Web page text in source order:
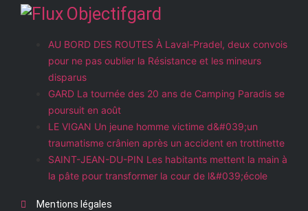
Objectifgard
AU BORD DES ROUTES À Laval-Pradel, deux convois
pour ne pas oublier la Résistance et les mineurs
disparus
GARD La tournée des 20 ans de Camping Paradis se
poursuit en août
LE VIGAN Un jeune homme victime d&#039;un
traumatisme crânien après un accident en trottinette
SAINT-JEAN-DU-PIN Les habitants mettent la main à
la pâte pour transformer la cour de l&#039;école
Mentions légales